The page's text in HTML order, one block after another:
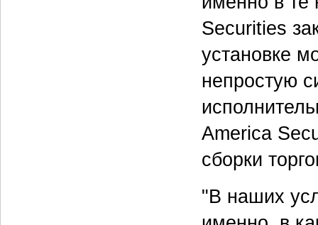
Securities
установке
непростую
America
сборки
"В наших